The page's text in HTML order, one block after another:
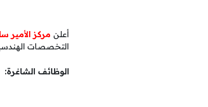
أعلن مركز الأمير
التخصصات
الوظائف الشاغرة: